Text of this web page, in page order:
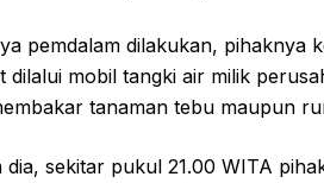
pemdalam dilakukan, pihaknya
dilalui mobil tangki air milik
tanaman tebu maupun
dia, sekitar pukul 21.00 WITA